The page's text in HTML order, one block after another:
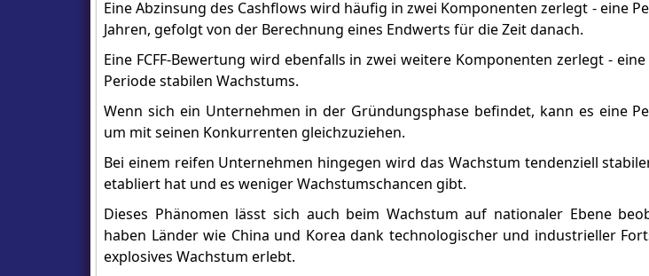
Eine Abzinsung des Cashflows wird häufig in zwei Komponenten zerlegt - eine
Jahren, gefolgt von der Berechnung eines Endwerts für die Zeit danach.
Eine FCFF-Bewertung wird ebenfalls in zwei weitere Komponenten zerlegt -
Periode stabilen Wachstums.
Wenn sich ein Unternehmen in der Gründungsphase befindet, kann es eine
um mit seinen Konkurrenten gleichzuziehen.
Bei einem reifen Unternehmen hingegen wird das Wachstum tendenziell
etabliert hat und es weniger Wachstumschancen gibt.
Dieses Phänomen lässt sich auch beim Wachstum auf nationaler Ebene
haben Länder wie China und Korea dank technologischer und industrieller
explosives Wachstum erlebt.